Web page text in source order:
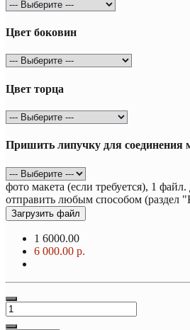
Цвет боковин
Цвет торца
Пришить липучку для соединения
фото макета (если требуется), 1
отправить любым способом (раздел
Загрузить файл
1 6000.00
6 000.00 р.